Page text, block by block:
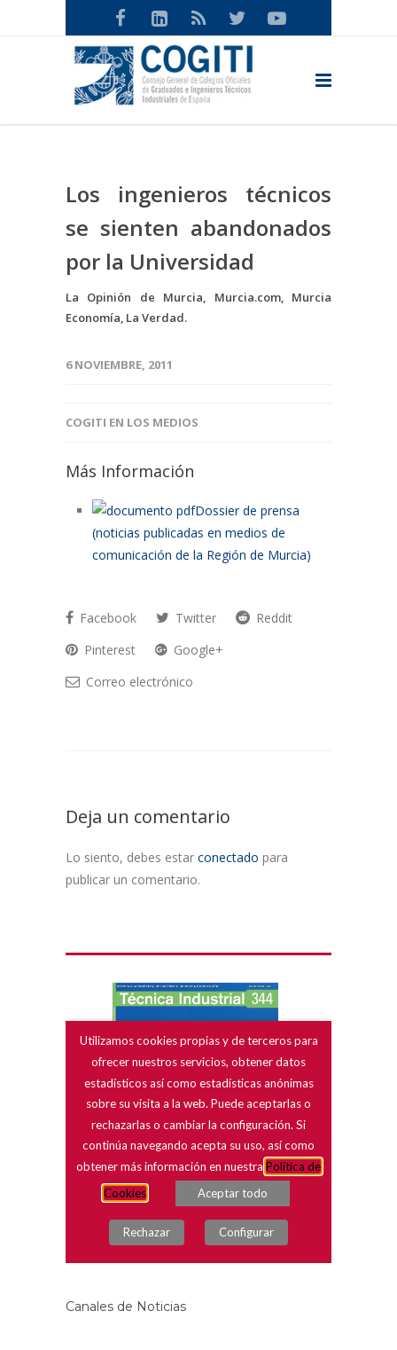
Los ingenieros técnicos
se sienten abandonados
por la Universidad
La Opinión de Murcia, Murcia.com, Murcia
Economía, La Verdad.
6 NOVIEMBRE, 2011
COGITI EN LOS MEDIOS
Más Información
Dossier de prensa
(noticias publicadas en medios de
comunicación de la Región de Murcia)
Facebook Twitter
Reddit
Pinterest
Google+
Correo electrónico
Deja un comentario
Lo siento, debes estar conectado para
publicar un comentario.
Canales de Noticias